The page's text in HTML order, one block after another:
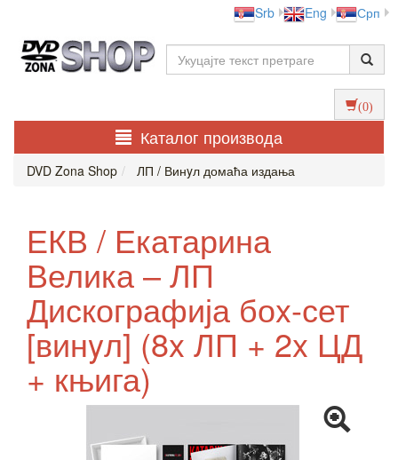
Srb Eng Срп
(0)
Каталог производа
DVD Zona Shop ЛП / Винyл домаћа издања
ЕКВ / Екатарина
Велика – ЛП
Дискографија боx-сет
[винyл] (8x ЛП + 2x ЦД
+ књига)